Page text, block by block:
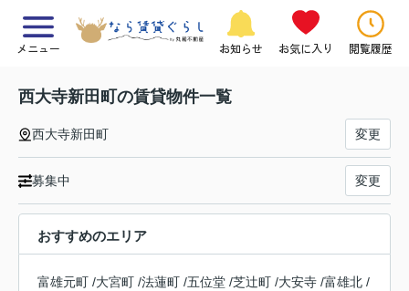
メニュー お知らせ お気に入り 閲覧履歴
西大寺新田町の賃貸物件一覧
西大寺新田町 変更
募集中 変更
おすすめのエリア
富雄元町 /大宮町 /法蓮町 /五位堂 /芝辻町 /大安寺 /富雄北 /